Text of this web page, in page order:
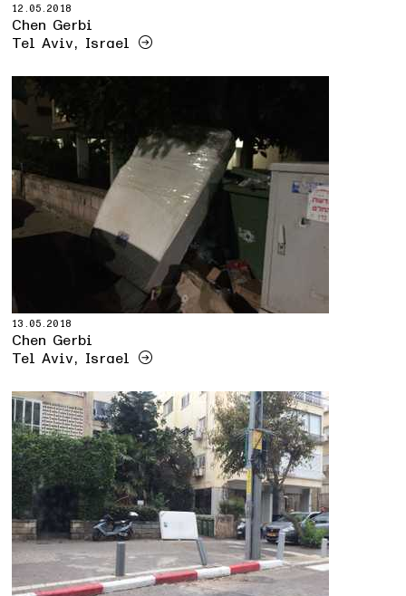
12.05.2018
Chen Gerbi
Tel Aviv, Israel
13.05.2018
Chen Gerbi
Tel Aviv, Israel